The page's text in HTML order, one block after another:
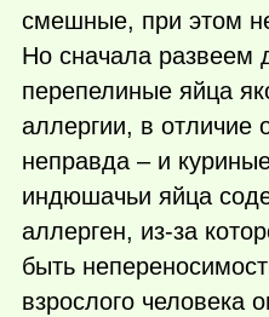
смешные, при этом
Но сначала
перепелиные яйца
аллергии, в отличие
неправда – и
индюшачьи яйца
аллерген, из-за
быть
взрослого человека